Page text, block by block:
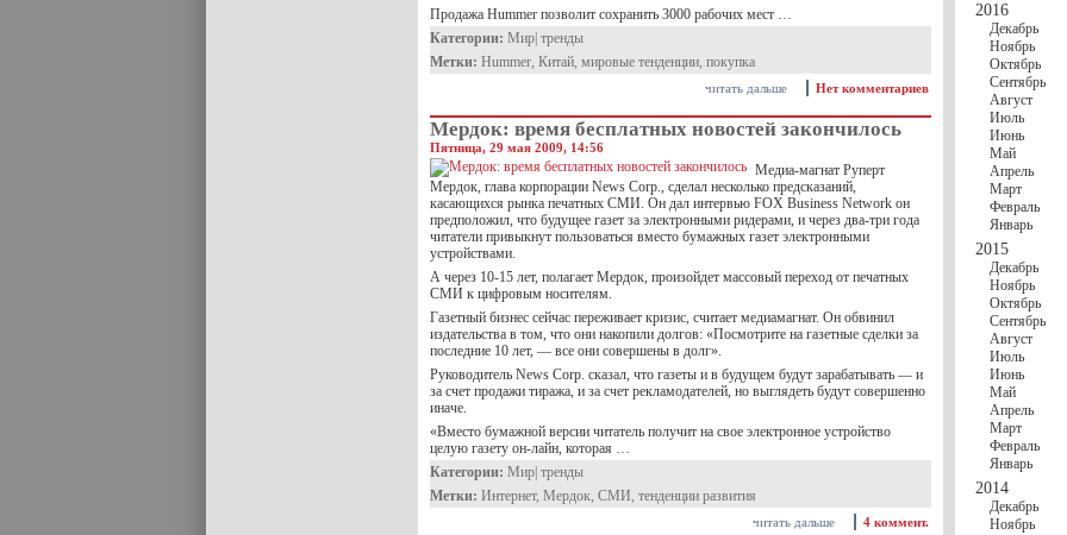
Продажа Hummer позволит сохранить 3000 рабочих мест …
Категории: Мир тренды
Метки: Hummer, Китай, мировые тенденции, покупка
Нет комментариев
читать дальше
Мердок: время бесплатных новостей закончилось
Пятница, 29 мая 2009, 14:56
Медиа-магнат Руперт
Мердок, глава корпорации News Corp., сделал несколько предсказаний,
касающихся рынка печатных СМИ. Он дал интервью FOX Business Network он
предположил, что будущее газет за электронными ридерами, и через два-три года
читатели привыкнут пользоваться вместо бумажных газет электронными
устройствами.
А через 10-15 лет, полагает Мердок, произойдет массовый переход от печатных
СМИ к цифровым носителям.
Газетный бизнес сейчас переживает кризис, считает медиамагнат. Он обвинил
издательства в том, что они накопили долгов: «Посмотрите на газетные сделки за
последние 10 лет, — все они совершены в долг».
Руководитель News Corp. сказал, что газеты и в будущем будут зарабатывать — и
за счет продажи тиража, и за счет рекламодателей, но выглядеть будут совершенно
иначе.
«Вместо бумажной версии читатель получит на свое электронное устройство
целую газету он-лайн, которая …
Категории: Мир тренды
Метки: Интернет, Мердок, СМИ, тенденции развития
4 коммент.
читать дальше
2016
Декабрь
Ноябрь
Октябрь
Сентябрь
Август
Июль
Июнь
Май
Апрель
Март
Февраль
Январь
2015
Декабрь
Ноябрь
Октябрь
Сентябрь
Август
Июль
Июнь
Май
Апрель
Март
Февраль
Январь
2014
Декабрь
Ноябрь